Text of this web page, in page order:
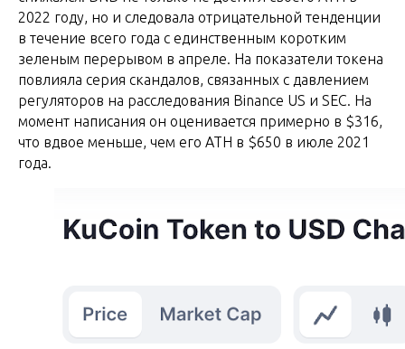
2022 году, но и следовала отрицательной тенденции
в течение всего года с единственным коротким
зеленым перерывом в апреле. На показатели токена
повлияла серия скандалов, связанных с давлением
регуляторов на расследования Binance US и SEC. На
момент написания он оценивается примерно в $316,
что вдвое меньше, чем его ATH в $650 в июле 2021
года.